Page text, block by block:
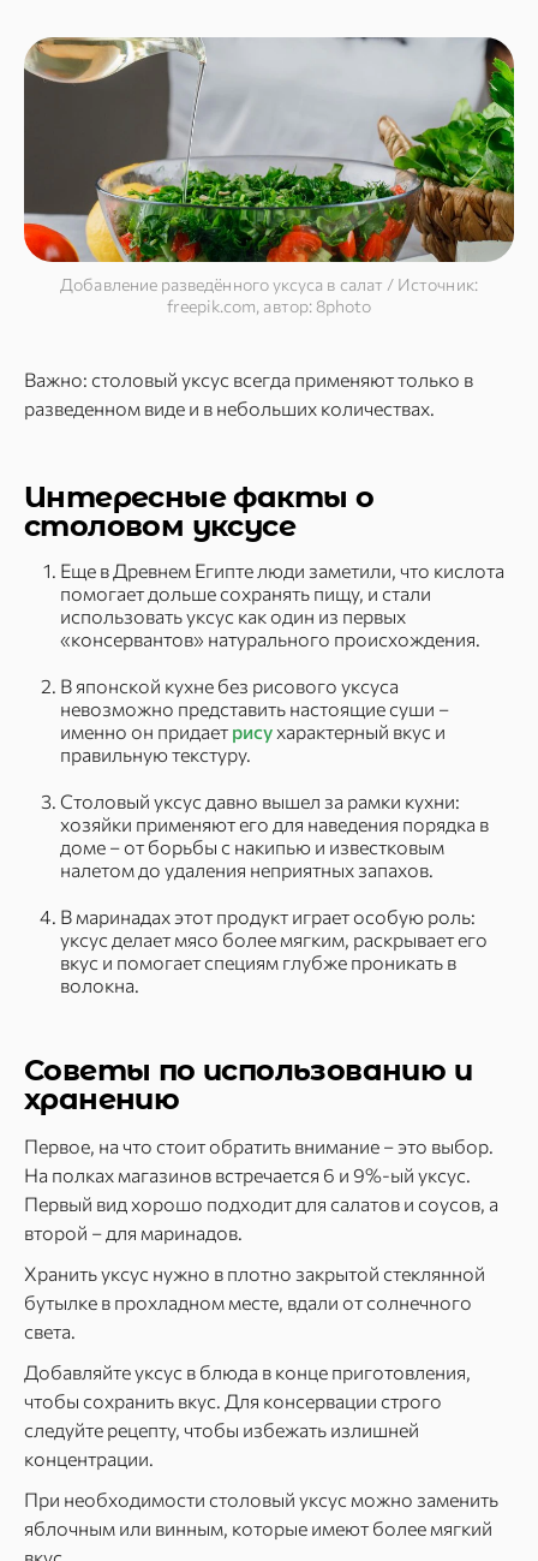
Добавление разведённого уксуса в салат / Источник:
freepik.com, автор: 8photo
Важно: столовый уксус всегда применяют только в
разведенном виде и в небольших количествах.
Интересные факты о
столовом уксусе
Еще в Древнем Египте люди заметили, что кислота
помогает дольше сохранять пищу, и стали
использовать уксус как один из первых
«консервантов» натурального происхождения.
В японской кухне без рисового уксуса
невозможно представить настоящие суши –
именно он придает рисухарактерный вкус и
правильную текстуру.
Столовый уксус давно вышел за рамки кухни:
хозяйки применяют его для наведения порядка в
доме – от борьбы с накипью и известковым
налетом до удаления неприятных запахов.
В маринадах этот продукт играет особую роль:
уксус делает мясо более мягким, раскрывает его
вкус и помогает специям глубже проникать в
волокна.
Советы по использованию и
хранению
Первое, на что стоит обратить внимание – это выбор.
На полках магазинов встречается 6 и 9%-ый уксус.
Первый вид хорошо подходит для салатов и соусов, а
второй – для маринадов.
Хранить уксус нужно в плотно закрытой стеклянной
бутылке в прохладном месте, вдали от солнечного
света.
Добавляйте уксус в блюда в конце приготовления,
чтобы сохранить вкус. Для консервации строго
следуйте рецепту, чтобы избежать излишней
концентрации.
При необходимости столовый уксус можно заменить
яблочным или винным, которые имеют более мягкий